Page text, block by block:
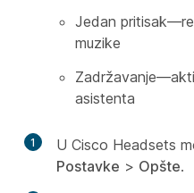
Jedan
muzike
asistenta
1
U Cisco Headsets
Postavke > Opšte.